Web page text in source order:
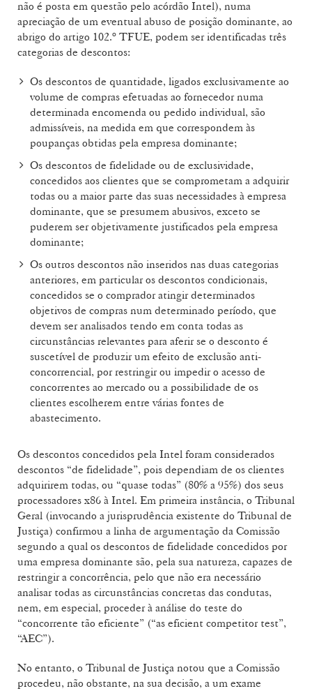
não é posta em questão pelo acórdão Intel), numa
apreciação de um eventual abuso de posição dominante, ao
abrigo do artigo 102.º TFUE, podem ser identificadas três
categorias de descontos:
Os descontos de quantidade, ligados exclusivamente ao
volume de compras efetuadas ao fornecedor numa
determinada encomenda ou pedido individual, são
admissíveis, na medida em que correspondem às
poupanças obtidas pela empresa dominante;
Os descontos de fidelidade ou de exclusividade,
concedidos aos clientes que se comprometam a adquirir
todas ou a maior parte das suas necessidades à empresa
dominante, que se presumem abusivos, exceto se
puderem ser objetivamente justificados pela empresa
dominante;
Os outros descontos não inseridos nas duas categorias
anteriores, em particular os descontos condicionais,
concedidos se o comprador atingir determinados
objetivos de compras num determinado período, que
devem ser analisados tendo em conta todas as
circunstâncias relevantes para aferir se o desconto é
suscetível de produzir um efeito de exclusão anti-
concorrencial, por restringir ou impedir o acesso de
concorrentes ao mercado ou a possibilidade de os
clientes escolherem entre várias fontes de
abastecimento.
Os descontos concedidos pela Intel foram considerados
descontos “de fidelidade”, pois dependiam de os clientes
adquirirem todas, ou “quase todas” (80% a 95%) dos seus
processadores x86 à Intel. Em primeira instância, o Tribunal
Geral (invocando a jurisprudência existente do Tribunal de
Justiça) confirmou a linha de argumentação da Comissão
segundo a qual os descontos de fidelidade concedidos por
uma empresa dominante são, pela sua natureza, capazes de
restringir a concorrência, pelo que não era necessário
analisar todas as circunstâncias concretas das condutas,
nem, em especial, proceder à análise do teste do
“concorrente tão eficiente” (“as eficient competitor test”,
“AEC”).
No entanto, o Tribunal de Justiça notou que a Comissão
procedeu, não obstante, na sua decisão, a um exame